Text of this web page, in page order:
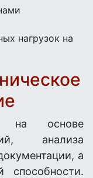
нагрузок на
на основе
анализа
а
способности.